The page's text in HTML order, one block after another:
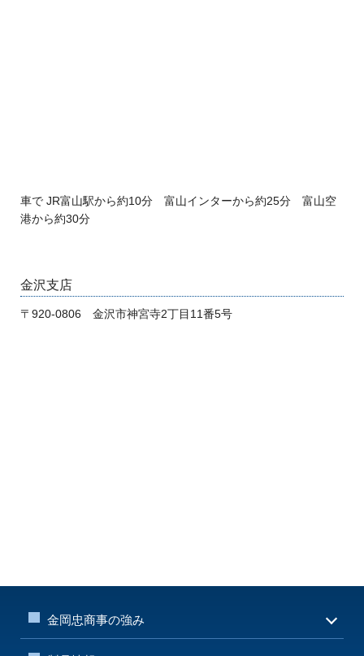
車で JR富山駅から約10分 富山インターから約25分 富山空
港から約30分
金沢支店
〒920-0806 金沢市神宮寺2丁目11番5号
金岡忠商事の強み